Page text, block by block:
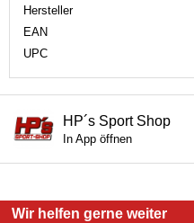
Hersteller
EAN
UPC
HP´s Sport Shop
In App öffnen
Wir helfen gerne weiter